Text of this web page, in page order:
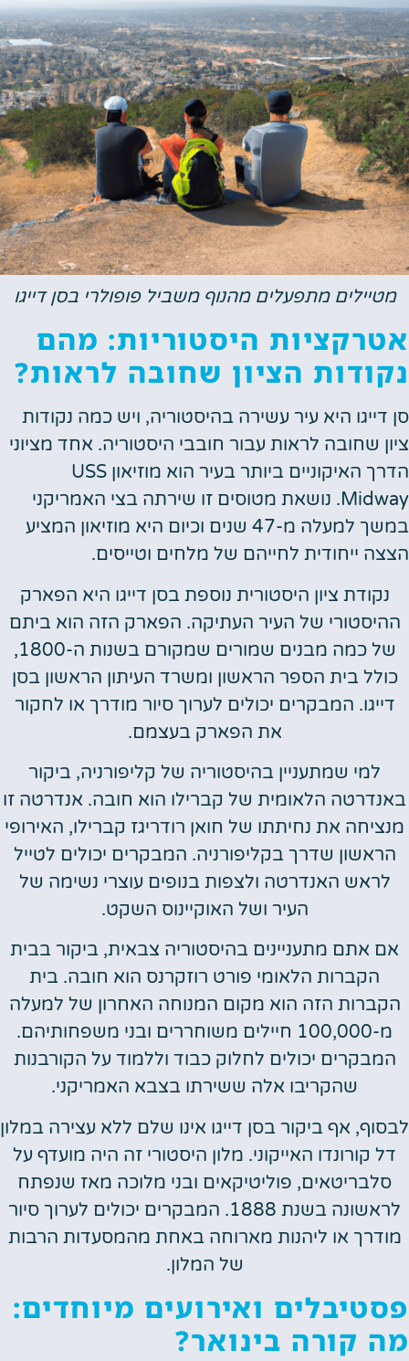
מתפעלים מהנוף משביל פופולרי בסן דייגו
היסטוריות: מהם
הציון שחובה לראות?
היא עיר עשירה בהיסטוריה, ויש כמה נקודות
שחובה לראות עבור חובבי היסטוריה. אחד מציוני
הדרך האיקוניים ביותר בעיר הוא מוזיאון USS
Midway. נושאת מטוסים זו שירתה בצי האמריקני
במשך למעלה מ-47 שנים וכיום היא מוזיאון המציע
ייחודית לחייהם של מלחים וטייסים.
ציון היסטורית נוספת בסן דייגו היא הפארק
של העיר העתיקה. הפארק הזה הוא ביתם
של כמה מבנים שמורים שמקורם בשנות ה-1800,
בית הספר הראשון ומשרד העיתון הראשון בסן
המבקרים יכולים לערוך סיור מודרך או לחקור
את הפארק בעצמם.
למי שמתעניין בהיסטוריה של קליפורניה, ביקור
הלאומית של קברילו הוא חובה. אנדרטה זו
את נחיתתו של חואן רודריגז קברילו, האירופי
שדרך בקליפורניה. המבקרים יכולים לטייל
האנדרטה ולצפות בנופים עוצרי נשימה של
העיר ושל האוקיינוס השקט.
אתם מתעניינים בהיסטוריה צבאית, ביקור בבית
הקברות הלאומי פורט רוזקרנס הוא חובה. בית
הזה הוא מקום המנוחה האחרון של למעלה
מ-100,000 חיילים משוחררים ובני משפחותיהם.
יכולים לחלוק כבוד וללמוד על הקורבנות
שהקריבו אלה ששירתו בצבא האמריקני.
אף ביקור בסן דייגו אינו שלם ללא עצירה במלון
קורונדו האייקוני. מלון היסטורי זה היה מועדף על
פוליטיקאים ובני מלוכה מאז שנפתח
לראשונה בשנת 1888. המבקרים יכולים לערוך סיור
או ליהנות מארוחה באחת מהמסעדות הרבות
של המלון.
ואירועים מיוחדים:
קורה בינואר?